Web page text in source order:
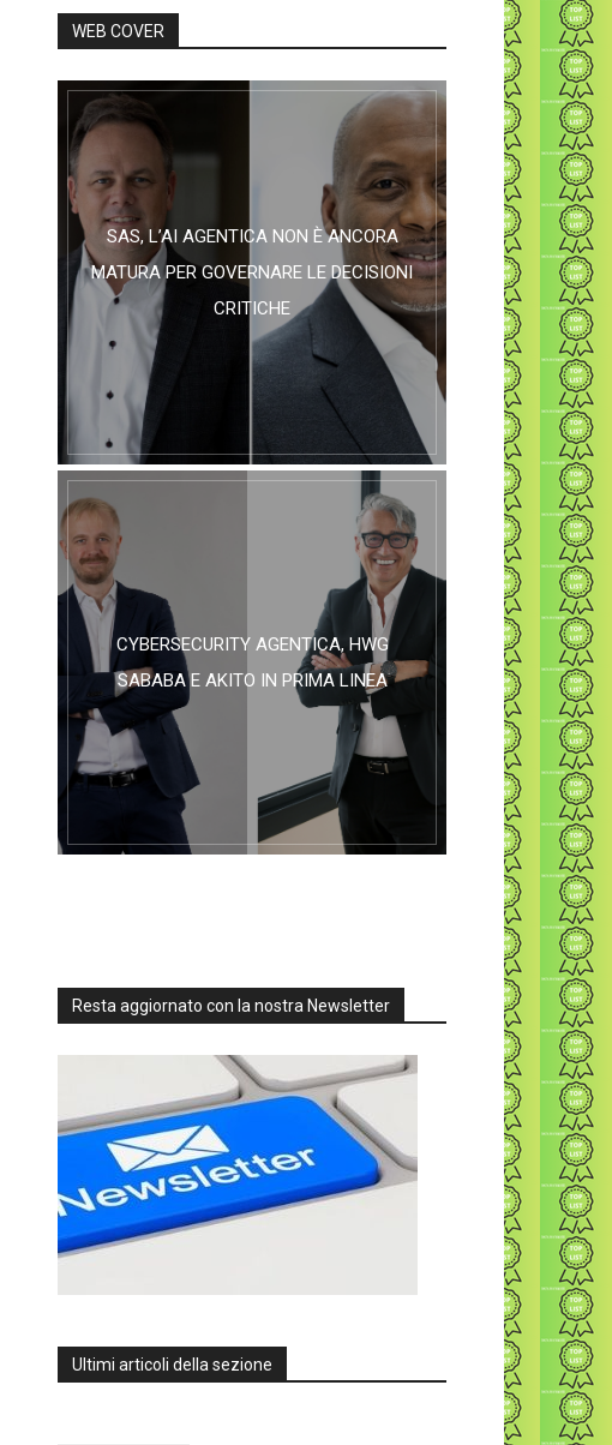
WEB COVER
SAS, L’AI AGENTICA NON È ANCORA
MATURA PER GOVERNARE LE DECISIONI
CRITICHE
CYBERSECURITY AGENTICA, HWG
SABABA E AKITO IN PRIMA LINEA
Resta aggiornato con la nostra Newsletter
Ultimi articoli della sezione